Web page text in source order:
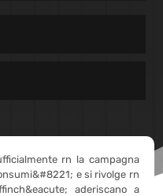
rn la campagna
e si rivolge rn
aderiscano a